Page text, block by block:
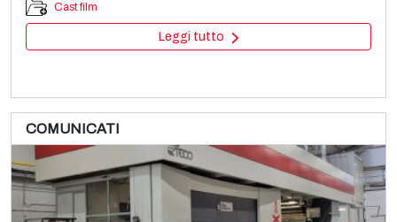
Cast film
Leggi tutto
COMUNICATI